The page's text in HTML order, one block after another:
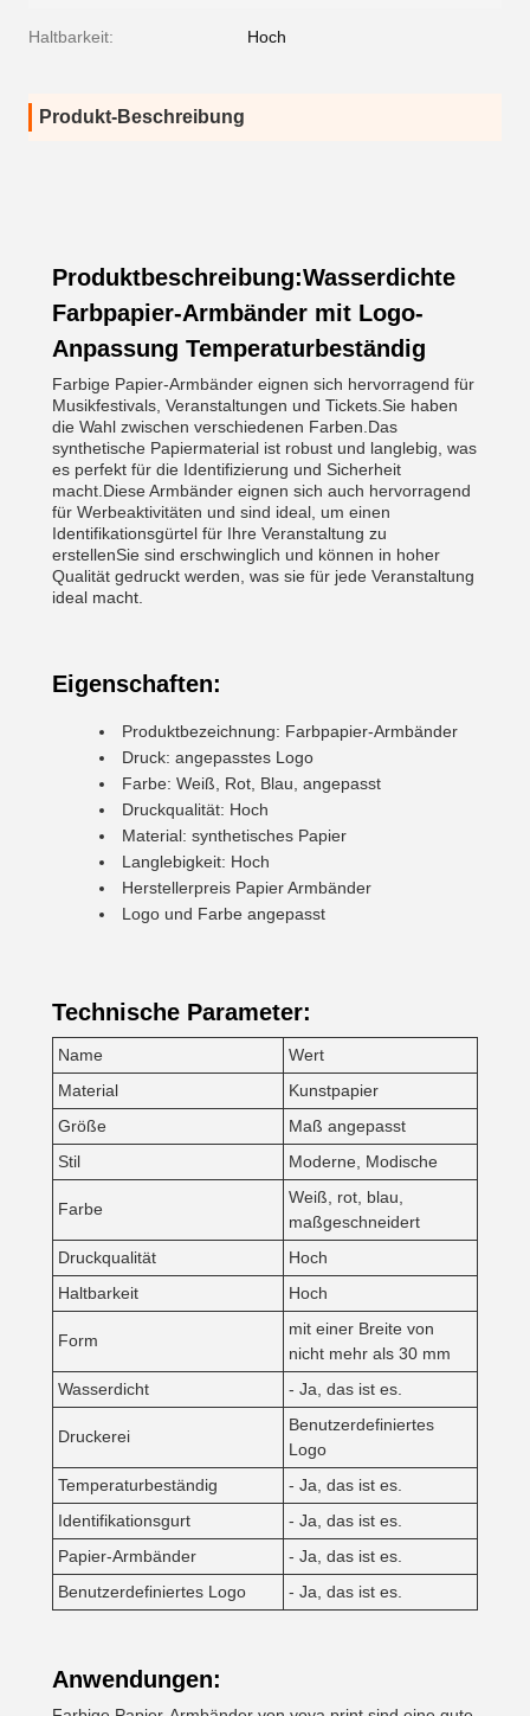
Haltbarkeit: Hoch
Produkt-Beschreibung
Produktbeschreibung:Wasserdichte
Farbpapier-Armbänder mit Logo-
Anpassung Temperaturbeständig
Farbige Papier-Armbänder eignen sich hervorragend für
Musikfestivals, Veranstaltungen und Tickets.Sie haben
die Wahl zwischen verschiedenen Farben.Das
synthetische Papiermaterial ist robust und langlebig, was
es perfekt für die Identifizierung und Sicherheit
macht.Diese Armbänder eignen sich auch hervorragend
für Werbeaktivitäten und sind ideal, um einen
Identifikationsgürtel für Ihre Veranstaltung zu
erstellenSie sind erschwinglich und können in hoher
Qualität gedruckt werden, was sie für jede Veranstaltung
ideal macht.
Eigenschaften:
Produktbezeichnung: Farbpapier-Armbänder
Druck: angepasstes Logo
Farbe: Weiß, Rot, Blau, angepasst
Druckqualität: Hoch
Material: synthetisches Papier
Langlebigkeit: Hoch
Herstellerpreis Papier Armbänder
Logo und Farbe angepasst
Technische Parameter:
Name
Wert
Material
Kunstpapier
Größe
Maß angepasst
Stil
Moderne, Modische
Farbe
Weiß, rot, blau,
maßgeschneidert
Druckqualität
Hoch
Haltbarkeit
Hoch
Form
mit einer Breite von
nicht mehr als 30 mm
Wasserdicht
- Ja, das ist es.
Druckerei
Benutzerdefiniertes
Logo
Temperaturbeständig
- Ja, das ist es.
Identifikationsgurt
- Ja, das ist es.
Papier-Armbänder
- Ja, das ist es.
Benutzerdefiniertes Logo
- Ja, das ist es.
Anwendungen: